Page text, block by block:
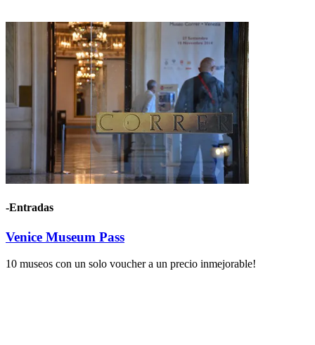
-Entradas
Venice Museum Pass
10 museos con un solo voucher a un precio inmejorable!